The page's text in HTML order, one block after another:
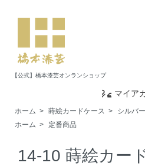
【公式】橋本漆芸オンランショップ
マイア
ホーム > 蒔絵カードケース >
シルバー
ホーム > 定番商品
14-10 蒔絵カー